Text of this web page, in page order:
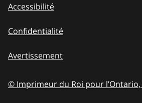
Accessibilité
Confidentialité
Avertissement
© Imprimeur du Roi pour l’Ontario,